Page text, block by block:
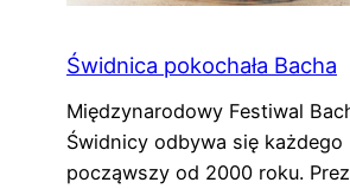
Świdnica pokochała Bacha
Międzynarodowy Festiwal
Świdnicy odbywa się każdego
począwszy od 2000 roku.